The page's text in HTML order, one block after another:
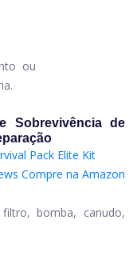
ou
Sobrevivência de
Compre na Amazon
bomba, canudo,